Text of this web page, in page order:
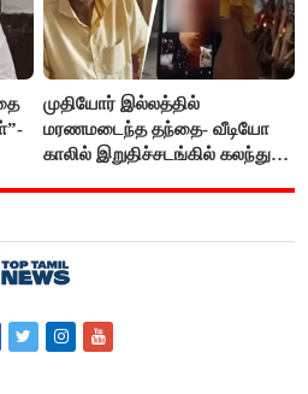
முதியோர் இல்லத்தில்
மரணமடைந்த தந்தை- வீடியோ
காலில் இறுதிச்சடங்கில் கலந்து